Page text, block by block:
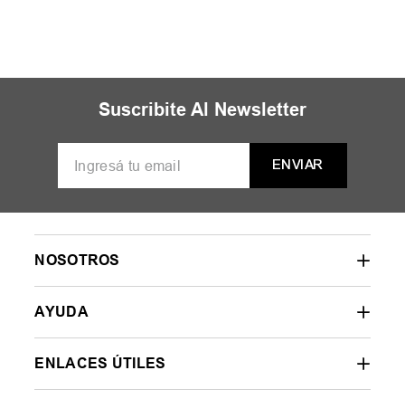
Suscribite Al Newsletter
ENVIAR
NOSOTROS
AYUDA
ENLACES ÚTILES